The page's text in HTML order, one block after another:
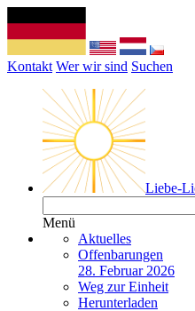
Kontakt Wer wir sind Suchen
Liebe-
Menü
Aktuelles
Offenbarungen
28. Februar 2026
Weg zur Einheit
Herunterladen